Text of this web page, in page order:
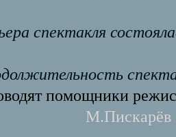
спектакля
помощники
М.Пискарёв